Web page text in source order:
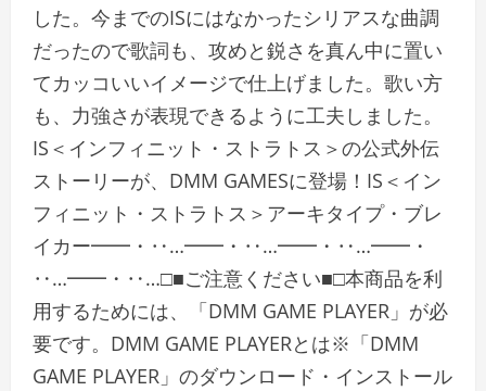
した。今までのISにはなかったシリアスな曲調
だったので歌詞も、攻めと鋭さを真ん中に置い
てカッコいいイメージで仕上げました。歌い方
も、力強さが表現できるように工夫しました。
IS＜インフィニット・ストラトス＞の公式外伝
ストーリーが、DMM GAMESに登場！IS＜イン
フィニット・ストラトス＞アーキタイプ・ブレ
イカー━━・‥…━━・‥…━━・‥…━━・
‥…━━・‥…□■ご注意ください■□本商品を利
用するためには、「DMM GAME PLAYER」が必
要です。DMM GAME PLAYERとは※「DMM
GAME PLAYER」のダウンロード・インストール